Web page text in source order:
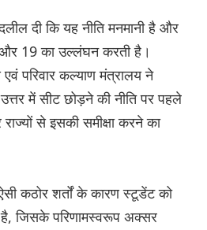
दी कि यह नीति मनमानी है और
19 का उल्लंघन करती है।
एवं परिवार कल्याण मंत्रालय ने
में सीट छोड़ने की नीति पर पहले
से इसकी समीक्षा करने का
कठोर शर्तों के कारण स्टूडेंट को
है, जिसके परिणामस्वरूप अक्सर